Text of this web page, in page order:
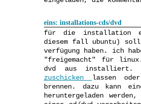
eins: installations-cds/dvd
für die installation
diesem fall ubuntu)
verfügung haben. ich
"freigemacht" für
dvd aus installiert.
zuschicken lassen
brennen. dazu kann
heruntergeladen